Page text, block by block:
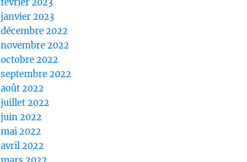
février 2023
janvier 2023
décembre 2022
novembre 2022
octobre 2022
septembre 2022
août 2022
juillet 2022
juin 2022
mai 2022
avril 2022